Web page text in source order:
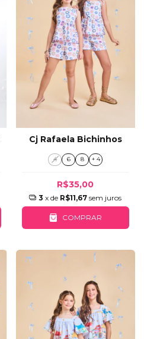
Cj Rafaela Bichinhos
4 6 8 + 4
R$35,00
3 x de R$11,67 sem juros
COMPRAR